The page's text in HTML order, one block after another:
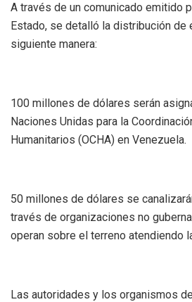
A través de un comunicado emitido
Estado, se detalló la distribución
siguiente manera:
100 millones de dólares serán
Naciones Unidas para la
Humanitarios (OCHA) en Venezuela.
50 millones de dólares se
través de organizaciones no
operan sobre el terreno atendiendo
Las autoridades y los organismos